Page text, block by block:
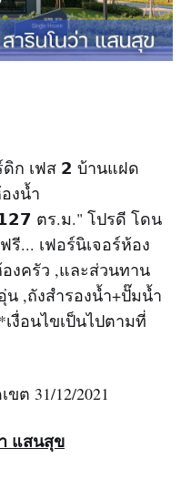
ดิก เฟส 𝟮 บ้านแฝด
งน้ำ
ตร.ม." โปรดี โดน
... เฟอร์นิเจอร์ห้อง
งครัว ,และส่วนทาน
น ,ถังสำรองน้ำ+ปั๊มน้ำ
งื่อนไขเป็นไปตามที่
ขต 31/12/2021
แสนสุข